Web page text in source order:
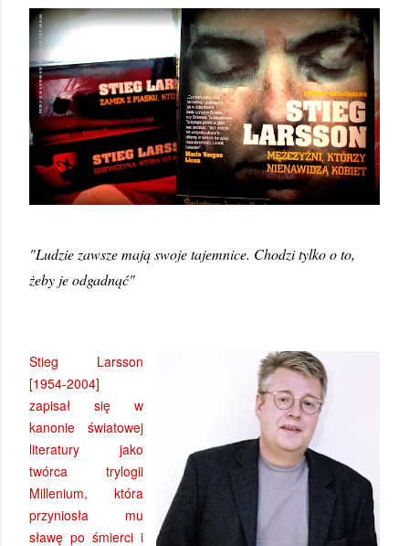
"Ludzie zawsze mają swoje tajemnice. Chodzi tylko o to,
żeby je odgadnąć"
Stieg Larsson
[1954-2004]
zapisał się w
kanonie światowej
literatury jako
twórca trylogii
Millenium, która
przyniosła mu
sławę po śmierci i